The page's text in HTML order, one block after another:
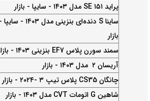
پراید SE ۱۵۱ مدل ۱۴۰۳ - سایپا - بازار
ساینا S دنده‌ای بنزینی مدل ۱۴۰۳ - سایپا -
بازار
سمند سورن پلاس EF7 بنزینی ۱۴۰۳ - بازار
آریسان ۲ مدل ۱۴۰۳ - بازار
چانگان CS35 پلاس تیپ ۳ -۲۰۲۴ - بازار
شاهین G اتومات CVT مدل ۱۴۰۳ - بازار